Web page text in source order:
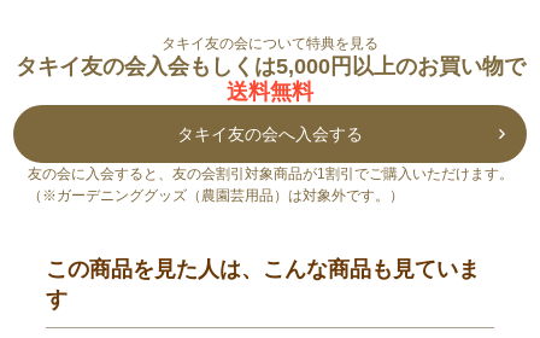
タキイ友の会について特典を見る
タキイ友の会入会もしくは5,000円以上のお買い物で
送料無料
タキイ友の会へ入会する
友の会に入会すると、友の会割引対象商品が1割引でご購入いただけます。
（※ガーデニンググッズ（農園芸用品）は対象外です。）
この商品を見た人は、こんな商品も見ていま
す